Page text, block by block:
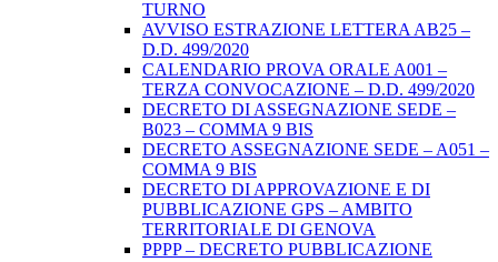
TURNO
AVVISO ESTRAZIONE LETTERA AB25 –
D.D. 499/2020
CALENDARIO PROVA ORALE A001 –
TERZA CONVOCAZIONE – D.D. 499/2020
DECRETO DI ASSEGNAZIONE SEDE –
B023 – COMMA 9 BIS
DECRETO ASSEGNAZIONE SEDE – A051 –
COMMA 9 BIS
DECRETO DI APPROVAZIONE E DI
PUBBLICAZIONE GPS – AMBITO
TERRITORIALE DI GENOVA
PPPP – DECRETO PUBBLICAZIONE